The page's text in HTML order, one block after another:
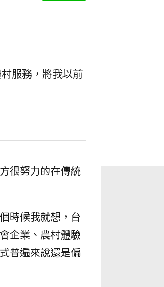
服務，將我以前
很努力的在傳統
時候我就想，台
企業、農村體驗
普遍來說還是偏